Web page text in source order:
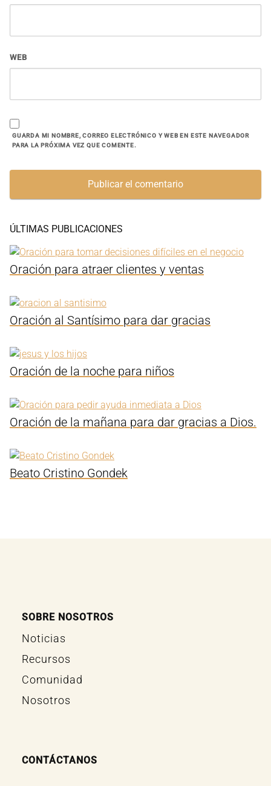
WEB
GUARDA MI NOMBRE, CORREO ELECTRÓNICO Y WEB EN ESTE NAVEGADOR
PARA LA PRÓXIMA VEZ QUE COMENTE.
ÚLTIMAS PUBLICACIONES
Oración para atraer clientes y ventas
Oración al Santísimo para dar gracias
Oración de la noche para niños
Oración de la mañana para dar gracias a Dios.
Beato Cristino Gondek
SOBRE NOSOTROS
Noticias
Recursos
Comunidad
Nosotros
CONTÁCTANOS